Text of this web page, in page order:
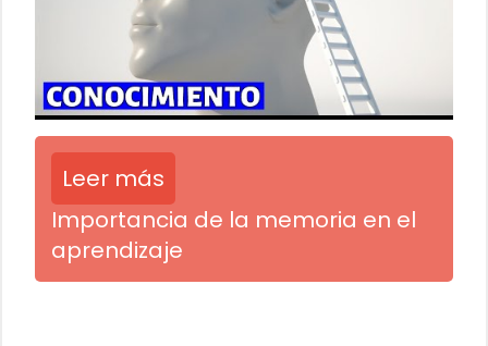
Leer más
Importancia de la memoria en el
aprendizaje